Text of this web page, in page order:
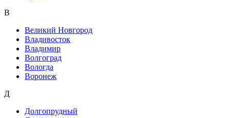
В
Великий Новгород
Владивосток
Владимир
Волгоград
Вологда
Воронеж
Д
Долгопрудный